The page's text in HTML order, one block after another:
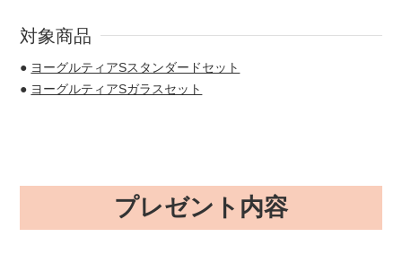
対象商品
ヨーグルティアSスタンダードセット
ヨーグルティアSガラスセット
プレゼント内容